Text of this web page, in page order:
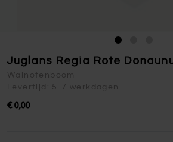
Juglans Regia Rote
Walnotenboom
Levertijd: 5-7 werkdagen
€ 0,00